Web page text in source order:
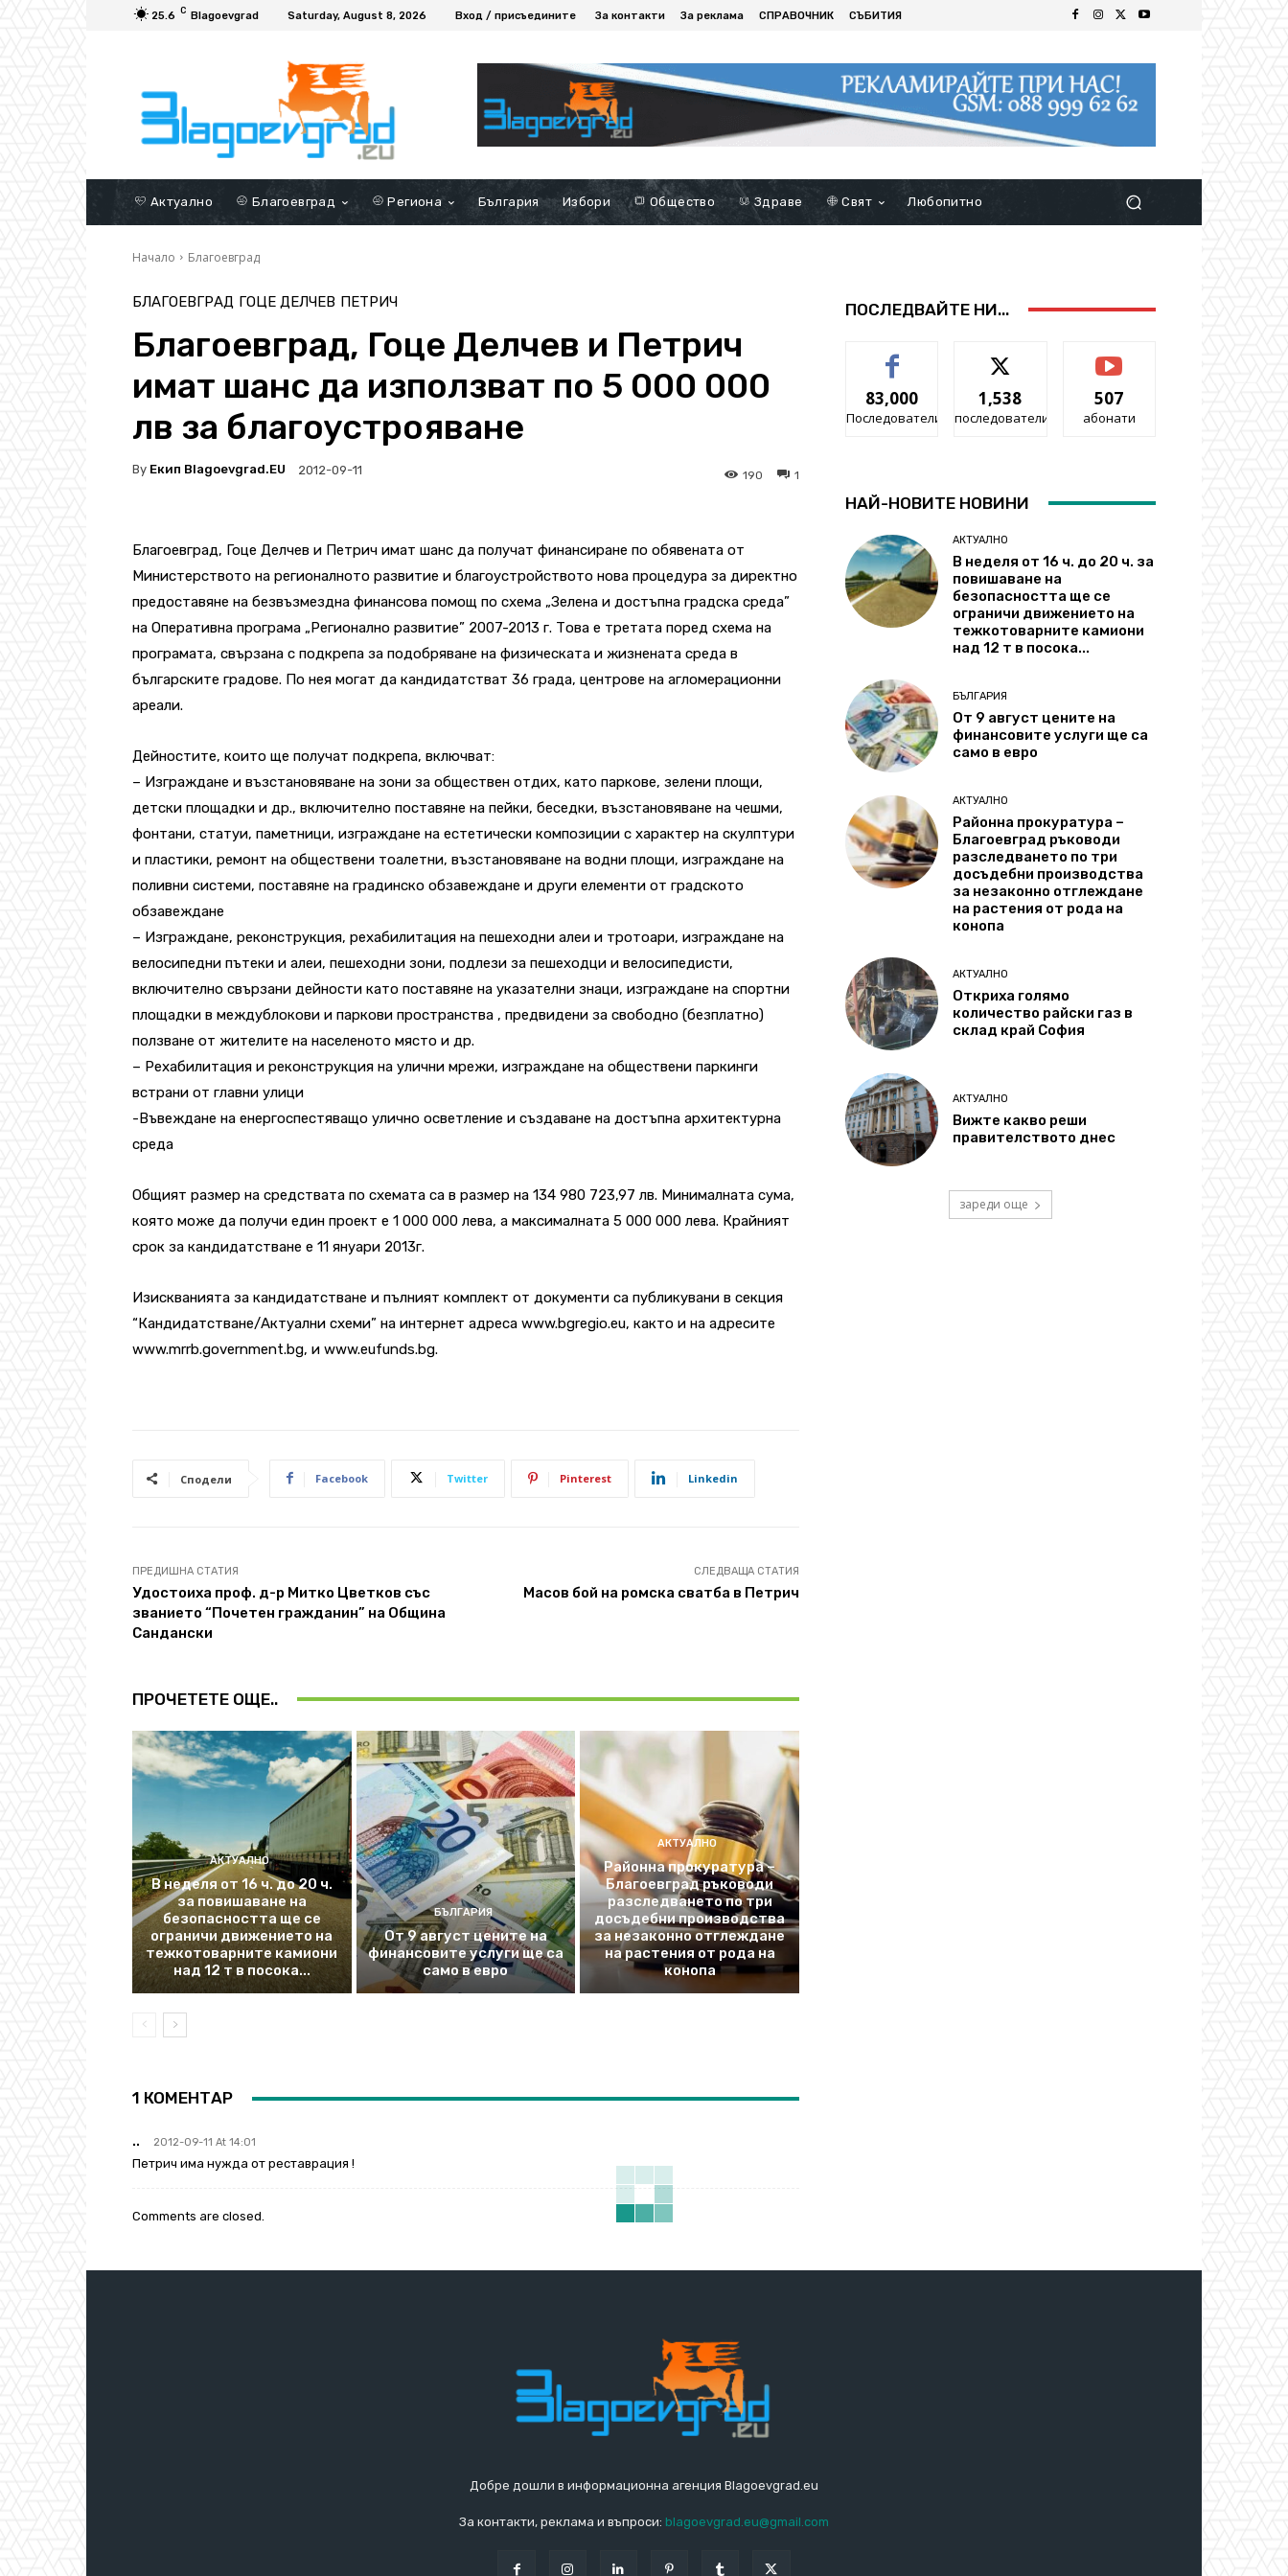
25.6 C Blagoevgrad Saturday, August 8, 2026 Вход / присъедините За контакти За реклама СПРАВОЧНИК СЪБИТИЯ
Актуално Благоевград Региона България Избори Общество Здраве Свят Любопитно
Начало Благоевград
БЛАГОЕВГРАД ГОЦЕ ДЕЛЧЕВ ПЕТРИЧ
Благоевград, Гоце Делчев и Петрич
имат шанс да използват по 5 000 000
лв за благоустрояване
By Екип Blagoevgrad.EU 2012-09-11 1
190
Благоевград, Гоце Делчев и Петрич имат шанс да получат финансиране по обявената от
Министерството на регионалното развитие и благоустройството нова процедура за директно
предоставяне на безвъзмездна финансова помощ по схема „Зелена и достъпна градска среда”
на Оперативна програма „Регионално развитие” 2007-2013 г. Това е третата поред схема на
програмата, свързана с подкрепа за подобряване на физическата и жизнената среда в
българските градове. По нея могат да кандидатстват 36 града, центрове на агломерационни
ареали.
Дейностите, които ще получат подкрепа, включват:
– Изграждане и възстановяване на зони за обществен отдих, като паркове, зелени площи,
детски площадки и др., включително поставяне на пейки, беседки, възстановяване на чешми,
фонтани, статуи, паметници, изграждане на естетически композиции с характер на скулптури
и пластики, ремонт на обществени тоалетни, възстановяване на водни площи, изграждане на
поливни системи, поставяне на градинско обзавеждане и други елементи от градското
обзавеждане
– Изграждане, реконструкция, рехабилитация на пешеходни алеи и тротоари, изграждане на
велосипедни пътеки и алеи, пешеходни зони, подлези за пешеходци и велосипедисти,
включително свързани дейности като поставяне на указателни знаци, изграждане на спортни
площадки в междублокови и паркови пространства , предвидени за свободно (безплатно)
ползване от жителите на населеното място и др.
– Рехабилитация и реконструкция на улични мрежи, изграждане на обществени паркинги
встрани от главни улици
-Въвеждане на енергоспестяващо улично осветление и създаване на достъпна архитектурна
среда
Общият размер на средствата по схемата са в размер на 134 980 723,97 лв. Минималната сума,
която може да получи един проект е 1 000 000 лева, а максималната 5 000 000 лева. Крайният
срок за кандидатстване е 11 януари 2013г.
Изискванията за кандидатстване и пълният комплект от документи са публикувани в секция
“Кандидатстване/Актуални схеми” на интернет адреса www.bgregio.eu, както и на адресите
www.mrrb.government.bg, и www.eufunds.bg.
Сподели Facebook Twitter Pinterest Linkedin
ПРЕДИШНА СТАТИЯ
Удостоиха проф. д-р Митко Цветков със
званието “Почетен гражданин” на Община
Сандански
СЛЕДВАЩА СТАТИЯ
Масов бой на ромска сватба в Петрич
ПРОЧЕТЕТЕ ОЩЕ..
АКТУАЛНО
В неделя от 16 ч. до 20 ч.
за повишаване на
безопасността ще се
ограничи движението на
тежкотоварните камиони
над 12 т в посока...
БЪЛГАРИЯ
От 9 август цените на
финансовите услуги ще са
само в евро
АКТУАЛНО
Районна прокуратура –
Благоевград ръководи
разследването по три
досъдебни производства
за незаконно отглеждане
на растения от рода на
конопа
1 КОМЕНТАР
.. 2012-09-11 At 14:01
Петрич има нужда от реставрация !
Comments are closed.
ПОСЛЕДВАЙТЕ НИ...
83,000
Последователи
1,538
последователи
507
абонати
НАЙ-НОВИТЕ НОВИНИ
АКТУАЛНО
В неделя от 16 ч. до 20 ч. за
повишаване на
безопасността ще се
ограничи движението на
тежкотоварните камиони
над 12 т в посока...
БЪЛГАРИЯ
От 9 август цените на
финансовите услуги ще са
само в евро
АКТУАЛНО
Районна прокуратура –
Благоевград ръководи
разследването по три
досъдебни производства
за незаконно отглеждане
на растения от рода на
конопа
АКТУАЛНО
Откриха голямо
количество райски газ в
склад край София
АКТУАЛНО
Вижте какво реши
правителството днес
зареди още
Добре дошли в информационна агенция Blagoevgrad.eu
За контакти, реклама и въпроси: blagoevgrad.eu@gmail.com